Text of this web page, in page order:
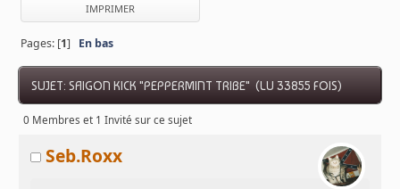
IMPRIMER
Pages: [1] En bas
SUJET: SAIGON KICK "PEPPERMINT TRIBE" (LU 33855 FOIS)
0 Membres et 1 Invité sur ce sujet
Seb.Roxx